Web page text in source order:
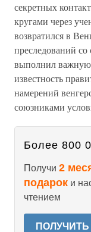
секретных
кругами через
возвратился в
преследований
выполнил важную
известность
намерений
союзниками
Более 800
Получи 2
подарок и
чтением